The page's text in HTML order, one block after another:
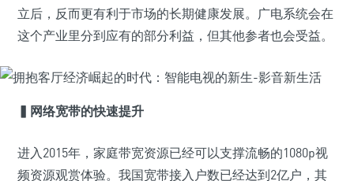
立后，反而更有利于市场的长期健康发展。广电系统会在
这个产业里分到应有的部分利益，但其他参者也会受益。
▍ 网络宽带的快速提升
进入2015年，家庭带宽资源已经可以支撑流畅的1080p视
频资源观赏体验。我国宽带接入户数已经达到2亿户，其